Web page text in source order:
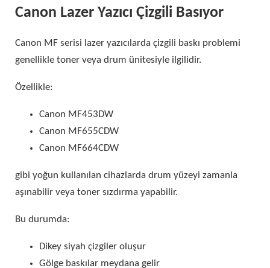
Canon Lazer Yazıcı Çizgili Basıyor
Canon MF serisi lazer yazıcılarda çizgili baskı problemi
genellikle toner veya drum ünitesiyle ilgilidir.
Özellikle:
Canon MF453DW
Canon MF655CDW
Canon MF664CDW
gibi yoğun kullanılan cihazlarda drum yüzeyi zamanla
aşınabilir veya toner sızdırma yapabilir.
Bu durumda:
Dikey siyah çizgiler oluşur
Gölge baskılar meydana gelir